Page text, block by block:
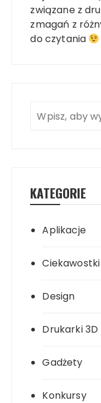
związane z
zmagań z
do czytania
KATEGORIE
Aplikacje
Ciekawostki
Design
Drukarki 3D
Gadżety
Konkursy